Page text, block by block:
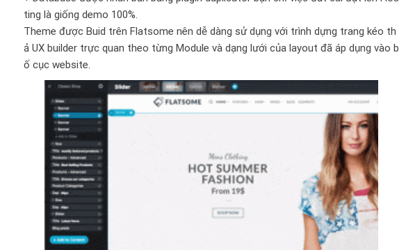
ting là giống demo 100%.
Theme được Buid trên Flatsome nên dễ dàng sử dụng với trình dựng trang kéo th
ả UX builder trực quan theo từng Module và dạng lưới của layout đã áp dụng vào b
ố cục website.